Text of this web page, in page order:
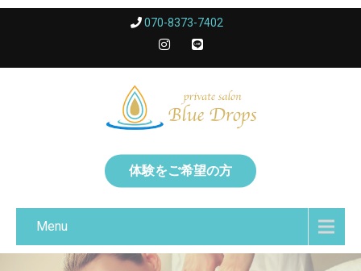
070-8373-7402
体験をご希望の方
Menu